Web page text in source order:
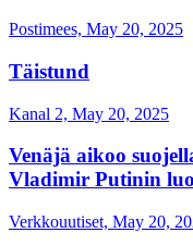
Postimees, May 20, 2025
Täistund
Kanal 2, May 20, 2025
Venäjä aikoo
Vladimir Putinin
Verkkouutiset, May 20,